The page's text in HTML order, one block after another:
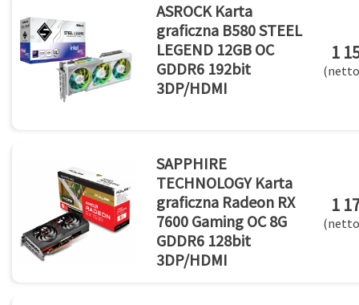
1
ASROCK Karta
graficzna B580 STEEL
LEGEND 12GB OC
GDDR6 192bit
3DP/HDMI
1
SAPPHIRE
TECHNOLOGY Karta
graficzna Radeon RX
7600 Gaming OC 8G
GDDR6 128bit
3DP/HDMI